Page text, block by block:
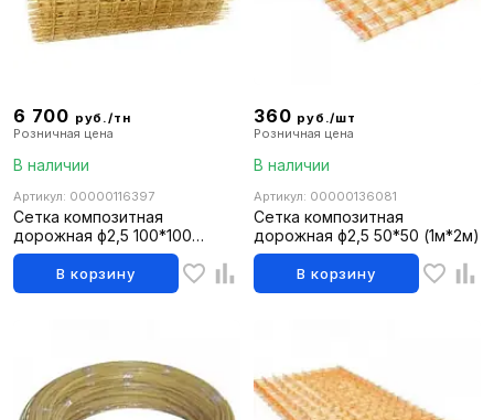
6 700 руб./тн
Розничная цена
В наличии
Артикул: 00000116397
Сетка композитная
дорожная ф2,5 100*100
(1,0*50м)
В корзину
360 руб./шт
Розничная цена
В наличии
Артикул: 00000136081
Сетка композитная
дорожная ф2,5 50*50 (1м*2м)
В корзину